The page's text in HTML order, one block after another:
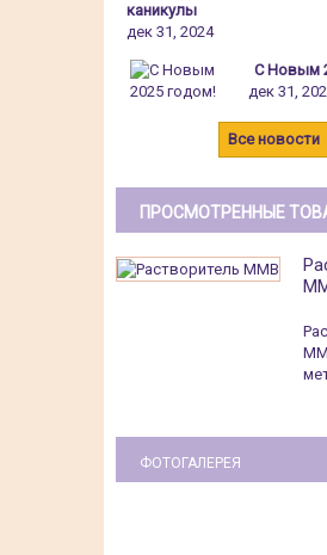
каникулы
дек 31, 2024
С Новым
дек 31,
Все новости
ПРОСМОТРЕННЫЕ
ФОТОГАЛЕРЕЯ